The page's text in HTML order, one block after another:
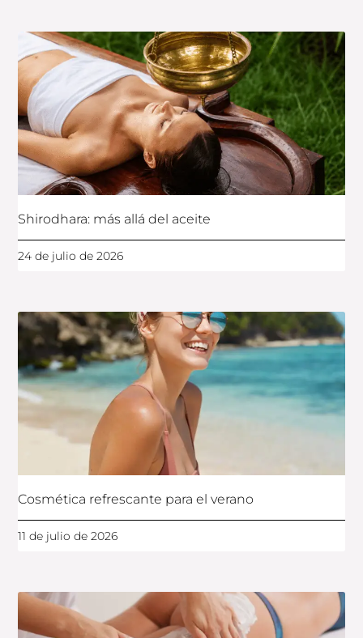
Shirodhara: más allá del aceite
24 de julio de 2026
Cosmética refrescante para el verano
11 de julio de 2026